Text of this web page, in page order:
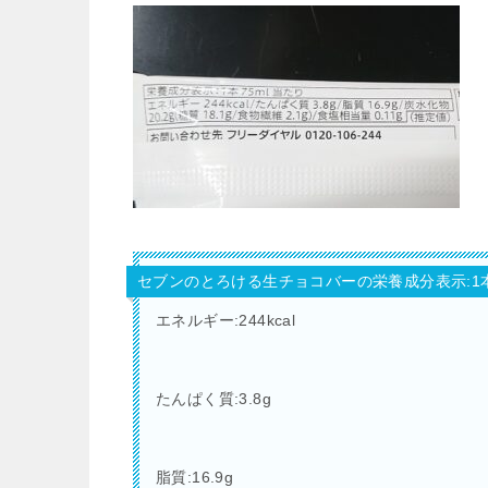
セブンのとろける生チョコバーの栄養成分表示:1
エネルギー:244kcal
たんぱく質:3.8g
脂質:16.9g